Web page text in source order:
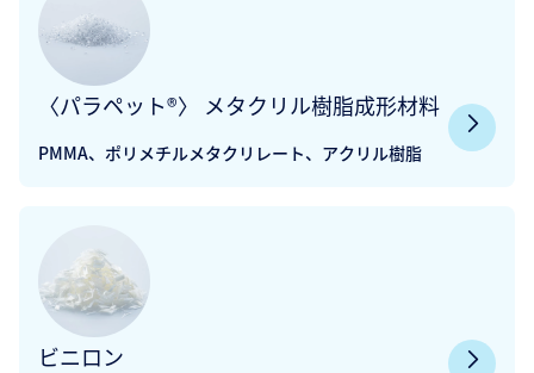
〈パラペット®〉 メタクリル樹脂成形材料
PMMA、ポリメチルメタクリレート、アクリル樹脂
ビニロン